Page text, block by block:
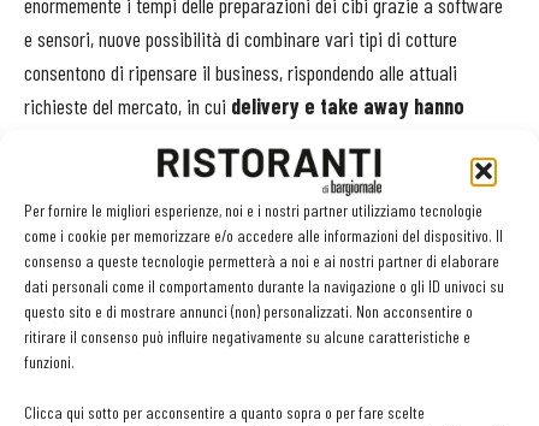
Per fornire le migliori esperienze, noi e i nostri partner utilizziamo tecnologie
come i cookie per memorizzare e/o accedere alle informazioni del dispositivo. Il
consenso a queste tecnologie permetterà a noi e ai nostri partner di elaborare
dati personali come il comportamento durante la navigazione o gli ID univoci su
questo sito e di mostrare annunci (non) personalizzati. Non acconsentire o
ritirare il consenso può influire negativamente su alcune caratteristiche e
funzioni.
Clicca qui sotto per acconsentire a quanto sopra o per fare scelte
e sensori, nuove possibilità di combinare vari tipi di cotture
consentono di ripensare il business, rispondendo alle attuali
richieste del mercato, in cui delivery e take away hanno
Su questo concetto punta Rational, con i suoi prodotti principali, i
forni combinati iCombi Pro, i sistemi di cottura iVario e con il
nuovo concetto di iKitchen, che combina entrambi questi strumenti
per dare vita a cucine più facili da gestire, automatizzate e in
grado di funzionare con staff molto agili.
Dark-kitchen